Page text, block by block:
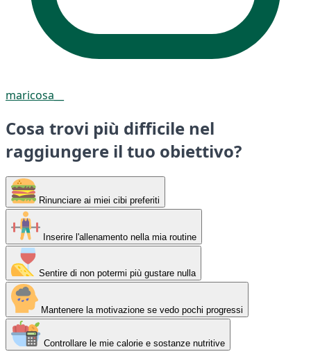
maricosa__
Cosa trovi più difficile nel
raggiungere il tuo obiettivo?
Rinunciare ai miei cibi preferiti
Inserire l'allenamento nella mia routine
Sentire di non potermi più gustare nulla
Mantenere la motivazione se vedo pochi progressi
Controllare le mie calorie e sostanze nutritive